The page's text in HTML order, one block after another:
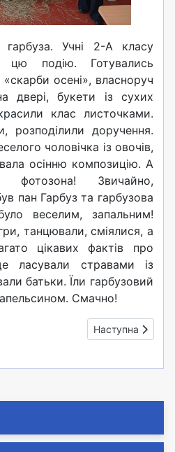
Учні 2-А класу
цю подію. Готувались
«скарби осені», власноруч
двері, букети із сухих
клас листочками.
розподілили доручення.
чоловічка із овочів,
осінню композицію. А
Звичайно,
пан Гарбуз та гарбузова
веселим, запальним!
танцювали, сміялися, а
цікавих фактів про
ласували стравами із
батьки. Їли гарбузовий
апельсином. Смачно!
піжам-2024 (3) Наступна
Наступна